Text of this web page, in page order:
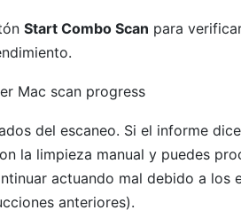
Start Combo Scan para
del escaneo. Si el informe
la limpieza manual y puedes
actuando mal debido a
anteriores).